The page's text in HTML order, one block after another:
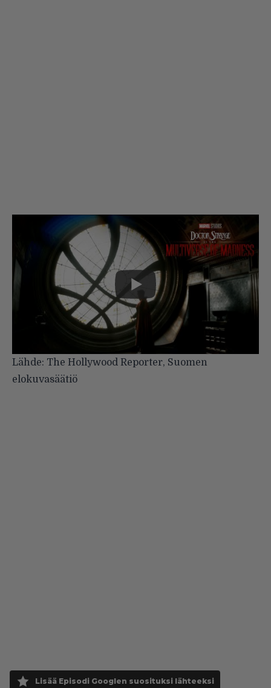
Lähde: The Hollywood Reporter, Suomen
elokuvasäätiö
Lisää Episodi Googlen suosituksi lähteeksi